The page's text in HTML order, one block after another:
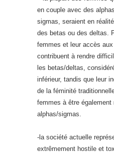
en couple avec des
sigmas, seraient en
des betas ou des deltas.
femmes et leur accès
contribuent à rendre
les betas/deltas,
inférieur, tandis que leur
de la féminité
femmes à être également
alphas/sigmas.
-la société actuelle
extrêmement hostile et